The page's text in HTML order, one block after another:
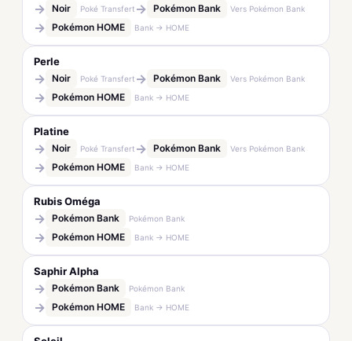
→ Noir Poké Transfert → Pokémon Bank Vers Pokémon Bank
→ Pokémon HOME Bank → HOME
Perle
→ Noir Poké Transfert → Pokémon Bank Vers Pokémon Bank
→ Pokémon HOME Bank → HOME
Platine
→ Noir Poké Transfert → Pokémon Bank Vers Pokémon Bank
→ Pokémon HOME Bank → HOME
Rubis Oméga
→ Pokémon Bank Pokémon Bank
→ Pokémon HOME Bank → HOME
Saphir Alpha
→ Pokémon Bank Pokémon Bank
→ Pokémon HOME Bank → HOME